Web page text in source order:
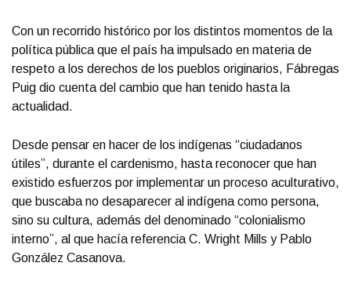
Con un recorrido histórico por los distintos momentos de la
política pública que el país ha impulsado en materia de
respeto a los derechos de los pueblos originarios, Fábregas
Puig dio cuenta del cambio que han tenido hasta la
actualidad.
Desde pensar en hacer de los indígenas “ciudadanos
útiles”, durante el cardenismo, hasta reconocer que han
existido esfuerzos por implementar un proceso aculturativo,
que buscaba no desaparecer al indígena como persona,
sino su cultura, además del denominado “colonialismo
interno”, al que hacía referencia C. Wright Mills y Pablo
González Casanova.